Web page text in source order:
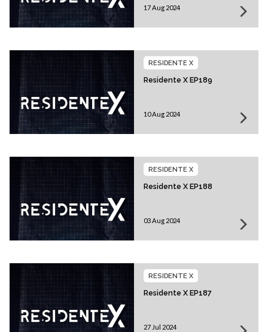
17 Aug 2024
Residente X EP189
RESIDENTE X
10 Aug 2024
Residente X EP188
RESIDENTE X
03 Aug 2024
Residente X EP187
RESIDENTE X
27 Jul 2024